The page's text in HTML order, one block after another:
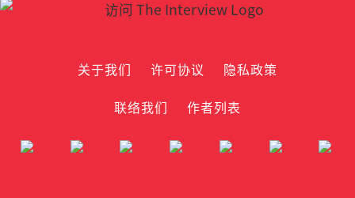
关于我们 许可协议
隐私政策
联络我们
作者列表